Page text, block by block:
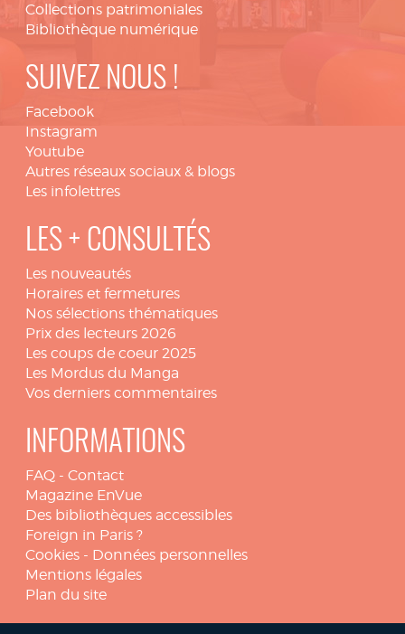
Collections patrimoniales
Bibliothèque numérique
SUIVEZ NOUS !
Facebook
Instagram
Youtube
Autres réseaux sociaux & blogs
Les infolettres
LES + CONSULTÉS
Les nouveautés
Horaires et fermetures
Nos sélections thématiques
Prix des lecteurs 2026
Les coups de coeur 2025
Les Mordus du Manga
Vos derniers commentaires
INFORMATIONS
FAQ - Contact
Magazine EnVue
Des bibliothèques accessibles
Foreign in Paris ?
Cookies - Données personnelles
Mentions légales
Plan du site